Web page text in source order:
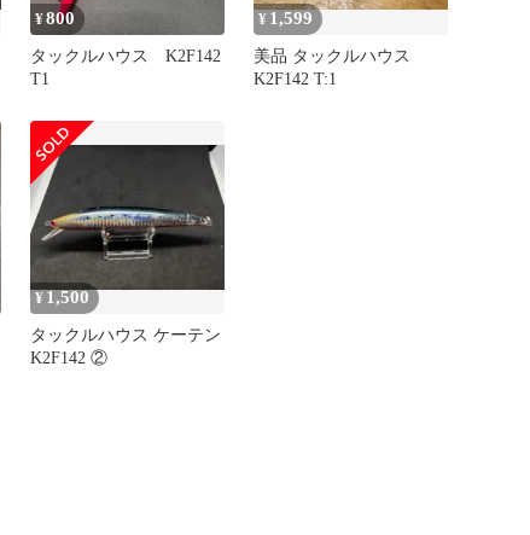
¥800
タックルハウス K2F142
T1
¥ 1,599
美品 タックルハウス
K2F142 T:1
¥ 1,500
タックルハウス ケーテン
K2F142 ②